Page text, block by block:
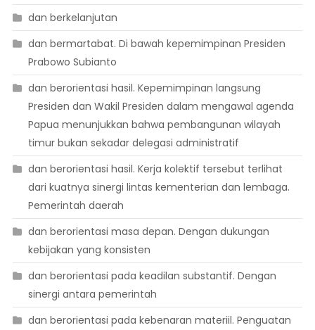
dan berkelanjutan
dan bermartabat. Di bawah kepemimpinan Presiden
Prabowo Subianto
dan berorientasi hasil. Kepemimpinan langsung
Presiden dan Wakil Presiden dalam mengawal agenda
Papua menunjukkan bahwa pembangunan wilayah
timur bukan sekadar delegasi administratif
dan berorientasi hasil. Kerja kolektif tersebut terlihat
dari kuatnya sinergi lintas kementerian dan lembaga.
Pemerintah daerah
dan berorientasi masa depan. Dengan dukungan
kebijakan yang konsisten
dan berorientasi pada keadilan substantif. Dengan
sinergi antara pemerintah
dan berorientasi pada kebenaran materiil. Penguatan